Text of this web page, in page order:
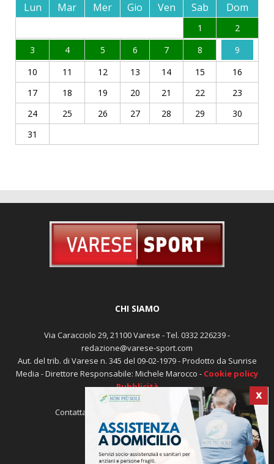
Lun Mar Mer Gio Ven Sab Dom
1
2
3
4 5 6 7 8
9
10
11 12 13 14 15
16
17
18 19 20 21 22
23
24
25 26 27 28 29
30
31
X
CHI SIAMO
Via Caracciolo 29, 21100 Varese - Tel. 0332 226239 -
redazione@varese-sport.com
Aut. del trib. di Varese n. 345 del 09-02-1979 - Prodotto da Sunrise
Media - Direttore Responsabile: Michele Marocco - Cookie policy
Pubblicità
Contattaci: redazione@varese-sport.com
SEGUICI